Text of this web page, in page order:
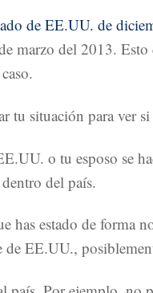
de EE.UU. de
marzo del 2013.
tu situación para ver
o tu esposo se
del país.
estado de forma
EE.UU.,